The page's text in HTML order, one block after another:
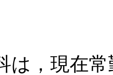
は，現在